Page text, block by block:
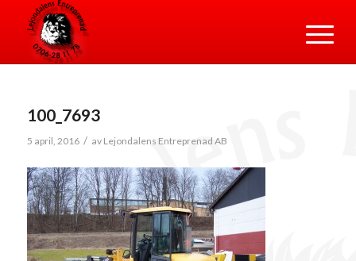
100_7693
5 april, 2016 / av Lejondalens Entreprenad AB